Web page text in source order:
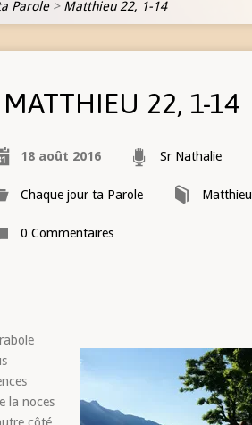
Parole> Matthieu 22, 1-14
MATTHIEU 22, 1-14
18 août 2016 Sr Nathalie
Chaque jour ta Parole Matthieu
0 Commentaires
la noces